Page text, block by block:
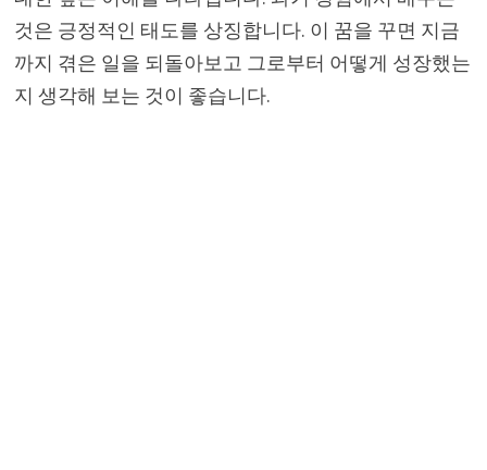
것은 긍정적인 태도를 상징합니다. 이 꿈을 꾸면 지금
까지 겪은 일을 되돌아보고 그로부터 어떻게 성장했는
지 생각해 보는 것이 좋습니다.